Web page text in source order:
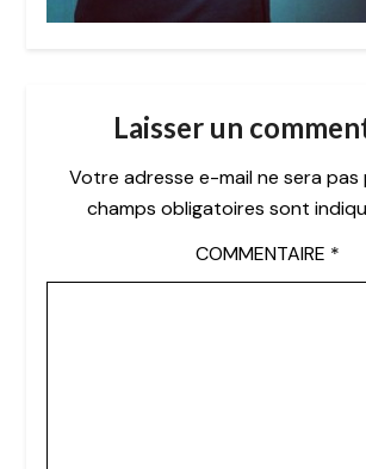
Laisser un
Votre adresse e-mail ne sera pas
champs obligatoires sont
COMMENTAIRE *